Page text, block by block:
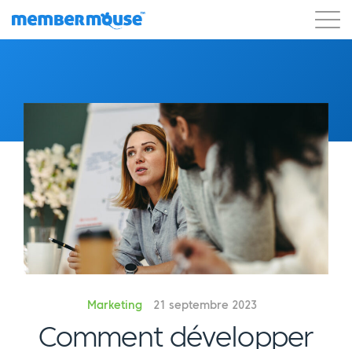
Marketing 21 septembre 2023
Comment développer